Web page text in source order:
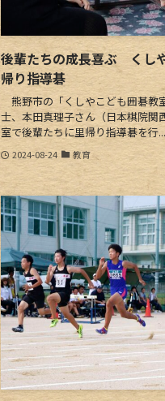
後輩たちの成長喜ぶ くし
帰り指導碁
熊野市の「くしやこども囲碁教
士、本田真理子さん（日本棋院関
室で後輩たちに里帰り指導碁を行...
2024-08-24 教育